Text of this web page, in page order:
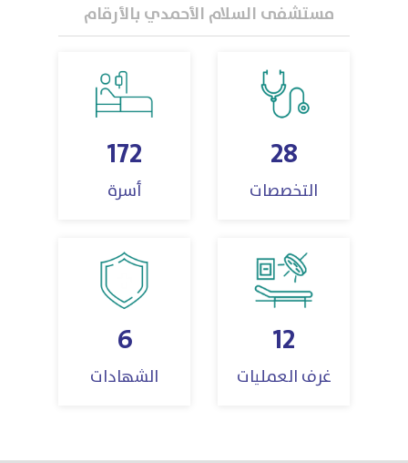
مستشفى السلام الأحمدي بالأرقام
28
التخصصات
172
أسرة
12
غرف العمليات
6
الشهادات